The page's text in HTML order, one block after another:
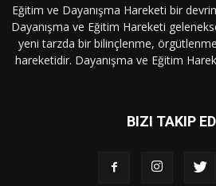
Eğitim ve Dayanışma Hareketi bir
Dayanışma ve Eğitim Hareketi
yeni tarzda bir bilinçlenme,
hareketidir. Dayanışma ve Eğitim
BIZI TAKIP